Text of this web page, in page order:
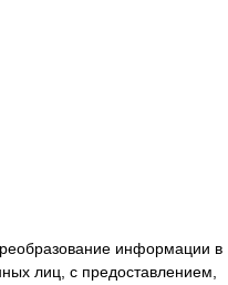
информации в
лиц, с предоставлением,